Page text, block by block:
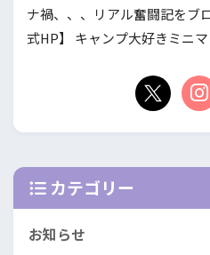
ナ禍、、、リアル奮闘記をブ
式HP】 キャンプ大好きミニ
カテゴリー
お知らせ